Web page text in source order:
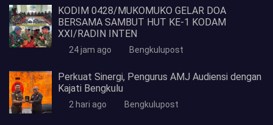
KODIM 0428/MUKOMUKO GELAR DOA
BERSAMA SAMBUT HUT KE-1 KODAM
XXI/RADIN INTEN
24 jam ago Bengkulupost
Perkuat Sinergi, Pengurus AMJ Audiensi dengan
Kajati Bengkulu
2 hari ago Bengkulupost